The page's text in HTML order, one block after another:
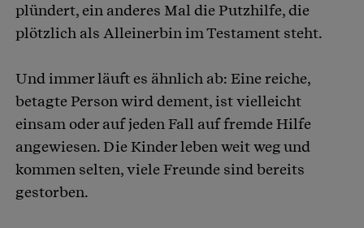
plündert, ein anderes Mal die Putzhilfe, die
plötzlich als Alleinerbin im Testament steht.
Und immer läuft es ähnlich ab: Eine reiche,
betagte Person wird dement, ist vielleicht
einsam oder auf jeden Fall auf fremde Hilfe
angewiesen. Die Kinder leben weit weg und
kommen selten, viele Freunde sind bereits
gestorben.